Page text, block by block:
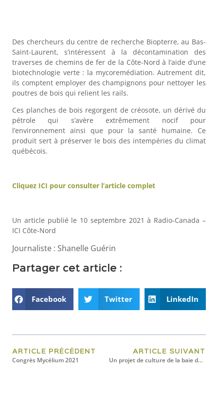
Des chercheurs du centre de recherche Biopterre, au Bas-
Saint-Laurent, s’intéressent à la décontamination des
traverses de chemins de fer de la Côte-Nord à l’aide d’une
biotechnologie verte : la mycoremédiation. Autrement dit,
ils comptent employer des champignons pour nettoyer les
poutres de bois qui relient les rails.
Ces planches de bois regorgent de créosote, un dérivé du
pétrole qui s’avère extrêmement nocif pour
l’environnement ainsi que pour la santé humaine. Ce
produit sert à préserver le bois des intempéries du climat
québécois.
Cliquez ICI pour consulter l’article complet
Un article publié le 10 septembre 2021 à Radio-Canada –
ICI Côte-Nord
Journaliste : Shanelle Guérin
Partager cet article :
Facebook Twitter LinkedIn
ARTICLE PRÉCÉDENT
Congrès Mycélium 2021
ARTICLE SUIVANT
Un projet de culture de la baie de genévrier au Bas-Saint-Laurent